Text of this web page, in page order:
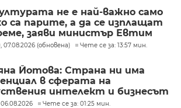
не е най-важно само
са парите, а да се изплащат
заяви министър Евтим
07.08.2026 (обновена) Чете се за: 13:57 мин.
Йотова: Страна ни има
в сферата на
интелект и бизнесът
тези перспективи
06.08.2026 Чете се за: 01:25 мин.